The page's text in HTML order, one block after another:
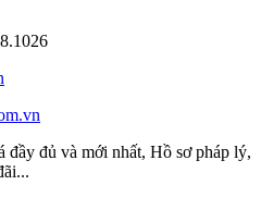
đủ và mới nhất, Hồ sơ pháp lý,